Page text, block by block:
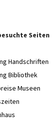
Seiten
Handschriften
Bibliothek
Museen